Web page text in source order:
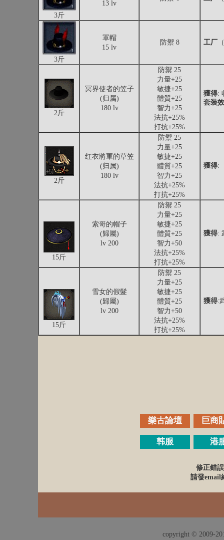
3斤
13 lv
3斤
軍帽
15 lv
防禦 8 工厂
2斤
冥界使者的笠子
(归属)
180 lv
防禦 25
力量+25
敏捷+25
體質+25
智力+25
法抗+25%
打抗+25%
獲得:
套装
2斤
红衣將軍的草笠
(归属)
180 lv
防禦 25
力量+25
敏捷+25
體質+25
智力+25
法抗+25%
打抗+25%
獲得:
15斤
索哥的帽子
(歸屬)
lv 200
防禦 25
力量+25
敏捷+25
體質+25
智力+50
法抗+25%
打抗+25%
獲得:
15斤
雪女的假髮
(歸屬)
lv 200
防禦 25
力量+25
敏捷+25
體質+25
智力+50
法抗+25%
打抗+25%
獲得:
樂古論壇 巨商
韩服 港
修正錯
請發email
copyright © 2009-